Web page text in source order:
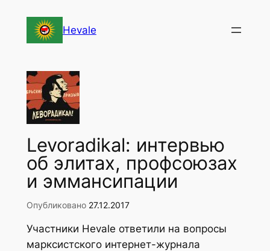
содержимому
Hevale
Levoradikal: интервью
об элитах, профсоюзах
и эммансипации
Опубликовано 27.12.2017
Участники Hevale ответили на вопросы
марксистского интернет-журнала